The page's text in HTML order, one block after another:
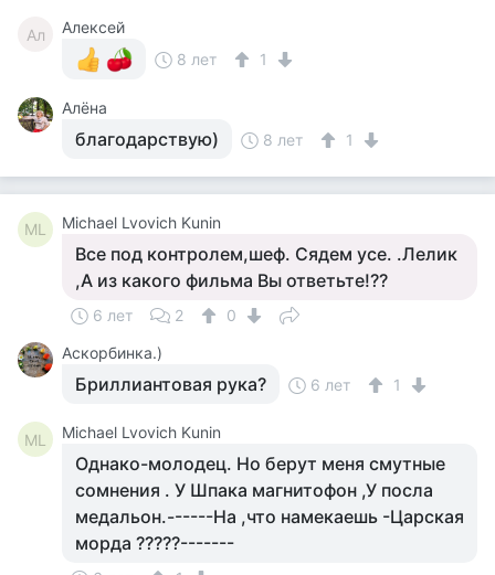
Ал
Алексей
8 лет
1
Алёна
благодарствую) 8 лет 1
ML Michael Lvovich Kunin
Все под контролем,шеф. Сядем усе. .Лелик
,А из какого фильма Вы ответьте!??
6 лет 2
0
Аскорбинка.)
Бриллиантовая рука? 6 лет 1
ML Michael Lvovich Kunin
Однако-молодец. Но берут меня смутные
сомнения . У Шпака магнитофон ,У посла
медальон.------На ,что намекаешь -Царская
морда ?????-------